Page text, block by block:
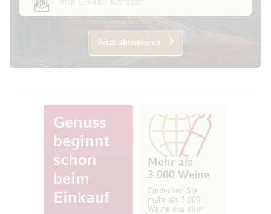
Jetzt abonnieren
Genuss
beginnt
schon
beim
Einkauf
Mehr als
3.000 Weine
Entdecken Sie
mehr als 3.000
Weine aus aller